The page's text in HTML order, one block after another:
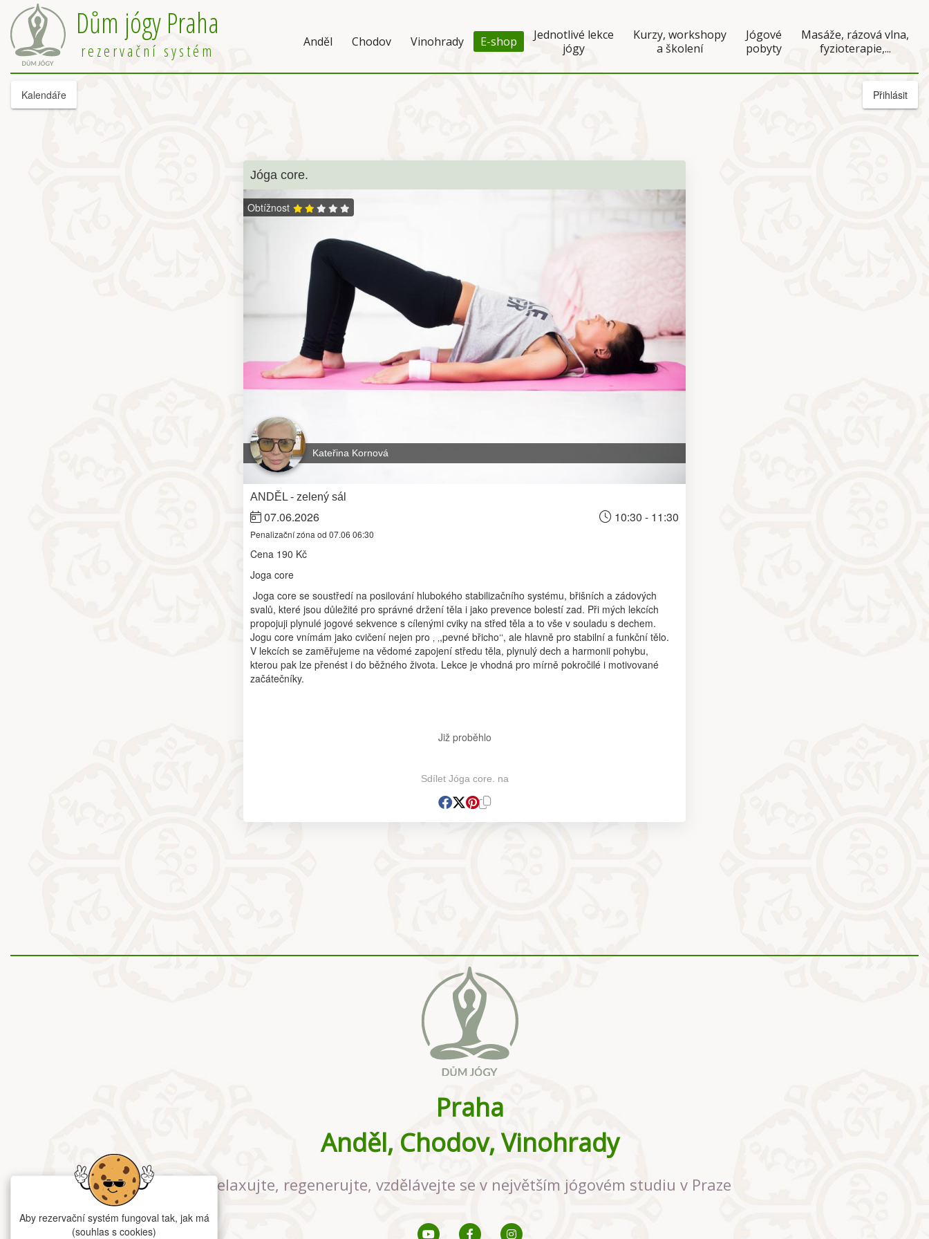
Dům jógy Praha
rezervační systém Anděl Chodov Vinohrady E-shop
Jednotlivé lekce
jógy
Kurzy, workshopy
a školení
Jógové
pobyty
Masáže, rázová vlna,
fyzioterapie,...
Kalendáře Přihlásit
Jóga core.
Obtížnost
Kateřina Kornová
ANDĚL - zelený sál
07.06.2026 10:30 - 11:30
Penalizační zóna od 07.06 06:30
Cena 190 Kč
Joga core
Joga core se soustředí na posilování hlubokého stabilizačního systému, břišních a zádových
svalů, které jsou důležité pro správné držení těla i jako prevence bolestí zad. Při mých lekcích
propojuji plynulé jogové sekvence s cílenými cviky na střed těla a to vše v souladu s dechem.
Jogu core vnímám jako cvičení nejen pro ‚ ‚,pevné břicho‘‘, ale hlavně pro stabilní a funkční tělo.
V lekcích se zaměřujeme na vědomé zapojení středu těla, plynulý dech a harmonii pohybu,
kterou pak lze přenést i do běžného života. Lekce je vhodná pro mírně pokročilé i motivované
začátečníky.
Již proběhlo
Sdílet Jóga core. na
Praha
Anděl, Chodov, Vinohrady
Relaxujte, regenerujte, vzdělávejte se v největším jógovém studiu v Praze
Aby rezervační systém fungoval tak, jak má
(souhlas s cookies)